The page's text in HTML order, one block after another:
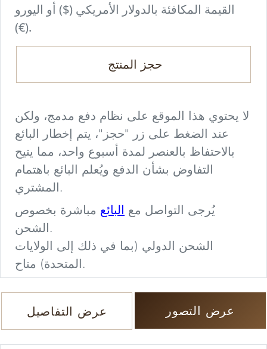
القيمة المكافئة بالدولار الأمريكي ($) أو اليورو
(€).
حجز المنتج
لا يحتوي هذا الموقع على نظام دفع مدمج، ولكن
عند الضغط على زر "حجز"، يتم إخطار البائع
بالاحتفاظ بالعنصر لمدة أسبوع واحد، مما يتيح
التفاوض بشأن الدفع ويُعلم البائع باهتمام
المشتري.
يُرجى التواصل مع البائع مباشرة بخصوص
الشحن.
الشحن الدولي (بما في ذلك إلى الولايات
المتحدة) متاح.
عرض التفاصيل عرض التصور